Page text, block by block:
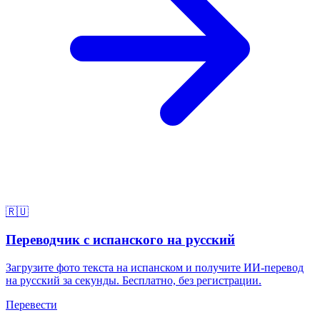
🇷🇺
Переводчик с испанского на русский
Загрузите фото текста на испанском и получите ИИ-перевод
на русский за секунды. Бесплатно, без регистрации.
Перевести